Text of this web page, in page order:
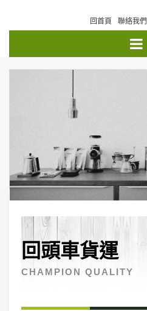
回首頁 聯絡我們
回頭車貨運
CHAMPION QUALITY